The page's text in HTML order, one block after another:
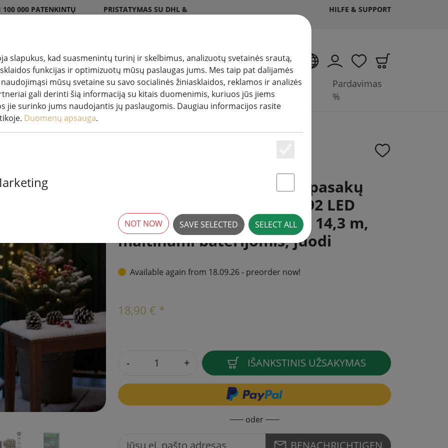
000 PATENKINTŲ
PRISTATYMAS SU DHL &
HILFE & SUPPORT
LT
Žvakės
LED
Pasakų šviesos
sistemos
Priedai ir
baterijos
Pardavimas
%
"Lumineo Durawise" LED pasakų
žibintai "Basic Twinkle" 192 LED
šiltai baltos spalvos lauko 14,3 m,
maitinami baterijomis, juodi
Available again from 18.09.26 - preorder now!
18,90 € *
- + IŠANKSTINIS UŽSAKYMAS
oder
BENACHRICHTIGEN
slapukus, kad suasmenintų turinį ir skelbimus, analizuotų svetainės srautą,
funkcijas ir optimizuotų mūsų paslaugas jums. Mes taip pat dalijamės
mūsų svetaine su savo socialinės žiniasklaidos, reklamos ir analizės
gali derinti šią informaciją su kitais duomenimis, kuriuos jūs jiems
jie surinko jums naudojantis jų paslaugomis. Daugiau informacijos rasite
Duomenų apsauga.
Statstik & Marketing
SAVE SELECTED SELECT ALL
NOT NOW